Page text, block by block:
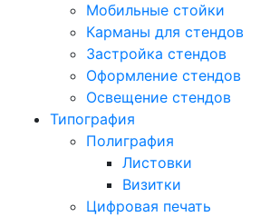
Мобильные стойки
Карманы для стендов
Застройка стендов
Оформление стендов
Освещение стендов
Типография
Полиграфия
Листовки
Визитки
Цифровая печать